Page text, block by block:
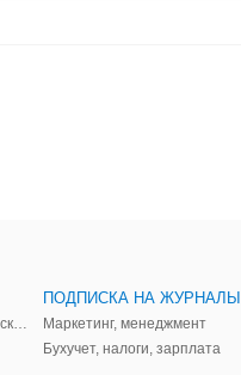
ПОДПИСКА НА ЖУРНАЛЫ
Маркетинг, менеджмент
Бухучет, налоги, зарплата